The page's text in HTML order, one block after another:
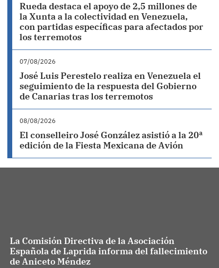
Rueda destaca el apoyo de 2,5 millones de
la Xunta a la colectividad en Venezuela,
con partidas específicas para afectados por
los terremotos
07/08/2026
José Luis Perestelo realiza en Venezuela el
seguimiento de la respuesta del Gobierno
de Canarias tras los terremotos
08/08/2026
El conselleiro José González asistió a la 20ª
edición de la Fiesta Mexicana de Avión
La Comisión Directiva de la Asociación
Española de Laprida informa del fallecimiento
de Aniceto Méndez